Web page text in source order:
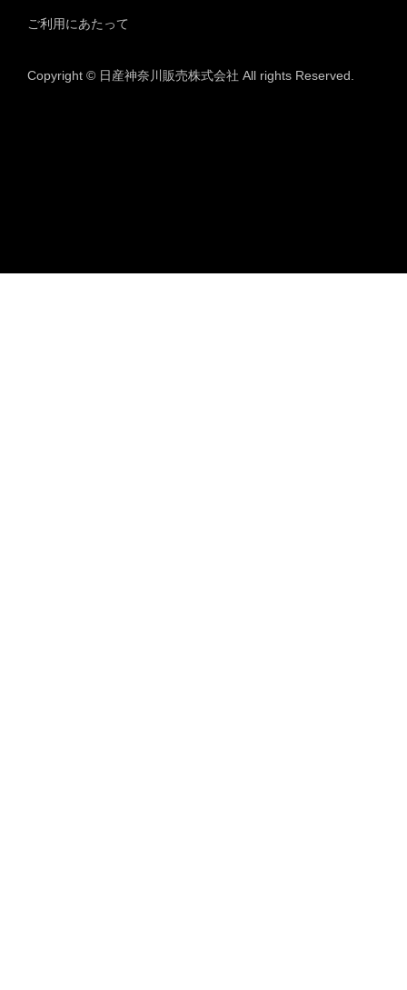
ご利用にあたって
Copyright © 日産神奈川販売株式会社 All rights Reserved.